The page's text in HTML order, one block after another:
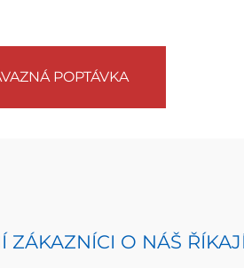
POPTÁVKA
ZÁKAZNÍCI O NÁŠ